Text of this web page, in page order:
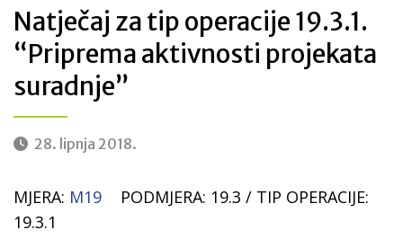
Natječaj za tip operacije 19.3.1.
“Priprema aktivnosti projekata
suradnje”
28. lipnja 2018.
MJERA: M19 PODMJERA: 19.3 / TIP OPERACIJE:
19.3.1